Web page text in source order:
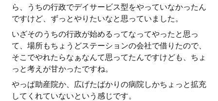
ら、うちの行政でデイサービス型をやっていなかったん
ですけど、ずっとやりたいなと思っていました。
いざそのうちの行政が始めるってなってやったと思っ
て、場所もちょうどステーションの会社で借りたので、
そこでやれたらなぁなんて思ってたんですけども、ちょ
っと考えが甘かったですね。
やっぱ助産院か、広げたばかりの病院しかちょっと拡充
してくれていないという感じです。